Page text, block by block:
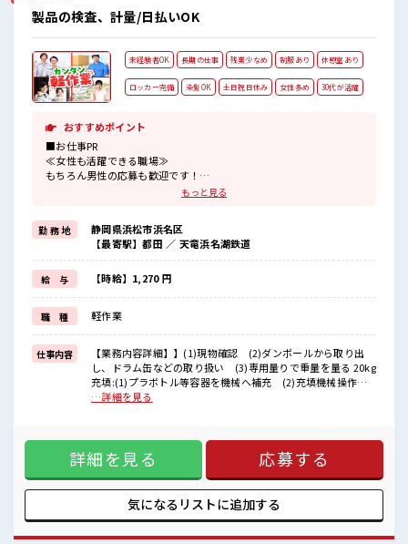
指していきましょう！ ≪収入アップを目指せる≫ 高時給だら
けの派遣のお仕事です！ ■職場の雰囲気 髪型にこだわりのあ
るアナタは必見！ 髪型自由な職場！ 20代が多数活躍中！ 社会
人経験が浅くてもOK！ ここから経験積んでいきましょ！ 残
業がしっかりあるお仕事！
製品の検査、計量/日払いOK
未経験者OK 長期の仕事 残業少なめ 制服あり 休憩室あり
ロッカー完備 染髪OK 土日祝日休み 女性多め 30代が活躍
おすすめポイント
■お仕事PR
≪女性も活躍できる職場≫
もちろん男性の応募も歓迎です！
残業はほとんどナシ！
≪週休2日制≫
週末は家族や友人と一緒にプライベート満喫！
≪モチベーションもUP≫
派手過ぎなければ髪型や髪色自由♪
(規定有)≪ラクラク制服アリ≫
制服があるので、
毎日の服装の悩み解消♪
≪様々なお仕事をご提案≫
一人で悩まず気軽に相談できる、
派遣のお仕事です！
■職場の雰囲気
仕事の合間の息抜きは休憩室で♪
職場にはロッカー完備！
私物の置きすぎには注意が必要ですね★
もっと見る
勤 務 地
静岡県浜松市浜名区
【最寄駅】都田 ／ 天竜浜名湖鉄道
給 与 【時給】1,270 円
職 種 軽作業
仕事内容
【業務内容詳細】】(1)現物確認 (2)ダンボールから取り出
し、ドラム缶などの取り扱い (3)専用量りで重量を量る 20kg
充填:(1)プラボトル等容器を機械へ補充 (2)充填機械操作
(3)液漏れ等外観確認 (4)生産後の機械清掃 など
の外観、使用期限・製造番号確認 (4)出荷用段ボールへ梱
包 (準クリーンルームでの医薬品のパッケージ作業)【取扱製
品情報】湿布、皮膚用の塗り薬、虫刺され用薬品等液体・ク
リーム状の塗り薬を扱い ■お仕事PR ≪女性も活躍できる職場
≫ もちろん男性の応募も歓迎です！ ≪プライベートが充実す
る≫ 場合によってはお願いすることもありますが、 残業はほ
…詳細を見る
詳細を見る 応募する
気になるリストに追加する